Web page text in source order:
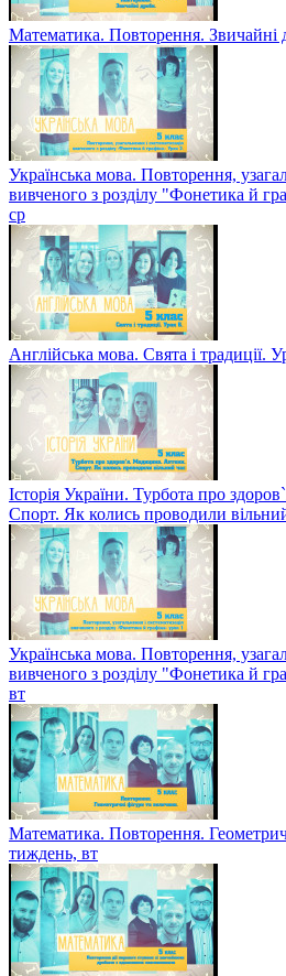
Математика. Повторення. Звичайні
Українська мова. Повторення,
вивченого з розділу "Фонетика й
ср
Англійська мова. Свята і традиції.
Історія України. Турбота про
Спорт. Як колись проводили
Українська мова. Повторення,
вивченого з розділу "Фонетика й
вт
Математика. Повторення.
тиждень, вт